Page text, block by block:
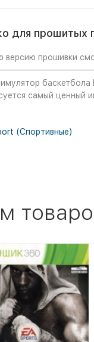
для прошитых
версию прошивки
самый ценный
(Спортивные)